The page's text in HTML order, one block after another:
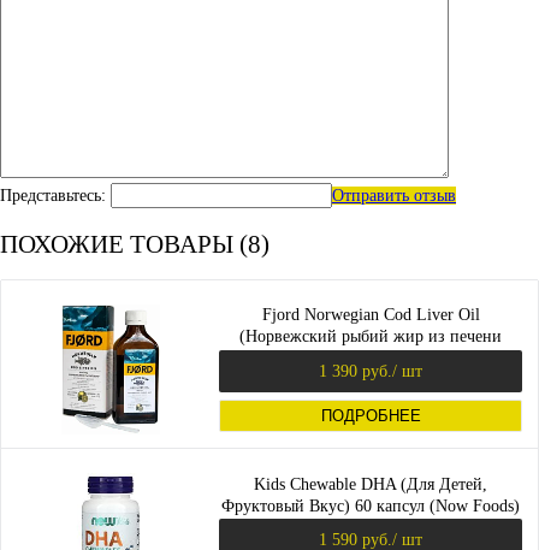
Представьтесь: Отправить отзыв
ПОХОЖИЕ ТОВАРЫ (8)
Fjord Norwegian Cod Liver Oil
(Норвежский рыбий жир из печени
1 390 руб. / шт
ПОДРОБНЕЕ
Kids Chewable DHA (Для Детей,
Фруктовый Вкус) 60 капсул (Now Foods)
1 590 руб. / шт